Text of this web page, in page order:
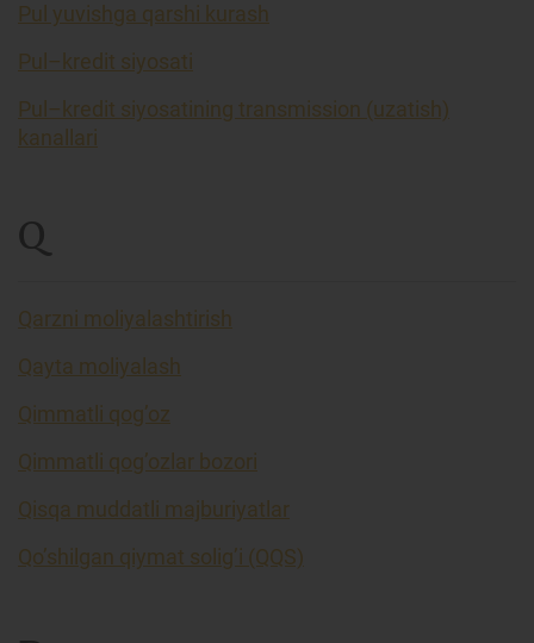
Pul yuvishga qarshi kurash
Pul–kredit siyosati
Pul–kredit siyosatining transmission (uzatish)
kanallari
Q
Qarzni moliyalashtirish
Qayta moliyalash
Qimmatli qog’oz
Qimmatli qog’ozlar bozori
Qisqa muddatli majburiyatlar
Qo’shilgan qiymat solig’i (QQS)